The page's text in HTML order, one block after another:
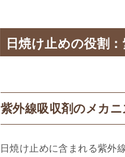
日焼け止めの役割
紫外線吸収剤のメカニ
日焼け止めに含まれる紫外